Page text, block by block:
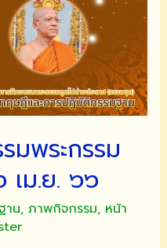
มพระกรรม
ม.ย. ๖๖
าน, ภาพกิจกรรม, หน้า